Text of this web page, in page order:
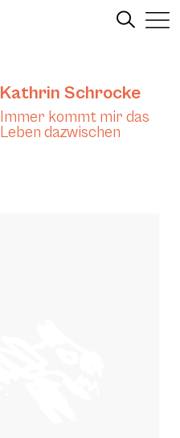
Kathrin Schrocke
Immer kommt mir das
Leben dazwischen